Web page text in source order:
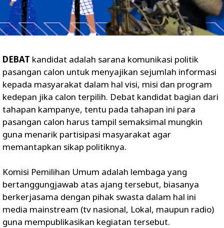
DEBAT kandidat adalah sarana komunikasi politik
pasangan calon untuk menyajikan sejumlah informasi
kepada masyarakat dalam hal visi, misi dan program
kedepan jika calon terpilih. Debat kandidat bagian dari
tahapan kampanye, tentu pada tahapan ini para
pasangan calon harus tampil semaksimal mungkin
guna menarik partisipasi masyarakat agar
memantapkan sikap politiknya.
Komisi Pemilihan Umum adalah lembaga yang
bertanggungjawab atas ajang tersebut, biasanya
berkerjasama dengan pihak swasta dalam hal ini
media mainstream (tv nasional, Lokal, maupun radio)
guna mempublikasikan kegiatan tersebut.